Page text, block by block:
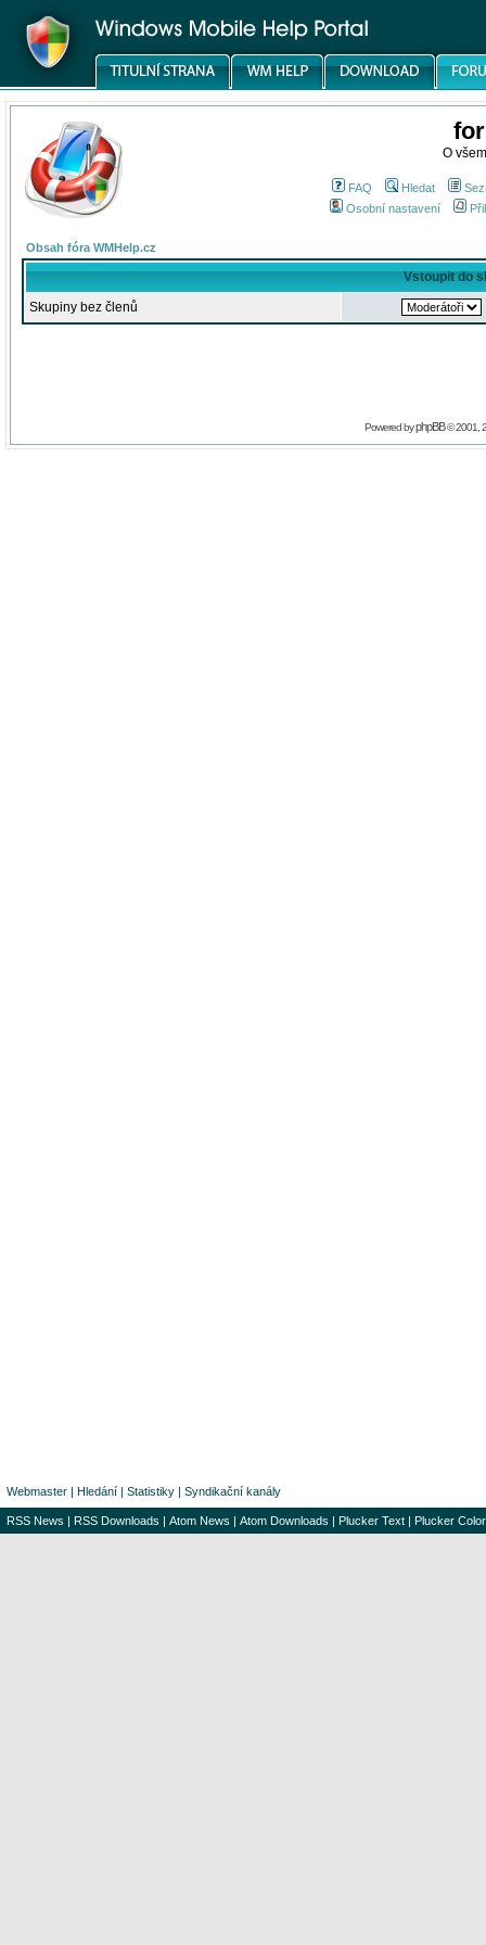
O
FAQ Hledat
Osobní nastavení
Obsah fóra WMHelp.cz
Vstoupit do
Skupiny bez členů
Powered byphpBB© 2001,
Webmaster | Hledání | Statistiky | Syndikační kanály
RSS News | RSS Downloads | Atom News | Atom Downloads | Plucker Text | Plucker Color